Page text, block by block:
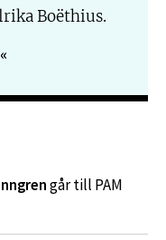
Boëthius.
går till PAM